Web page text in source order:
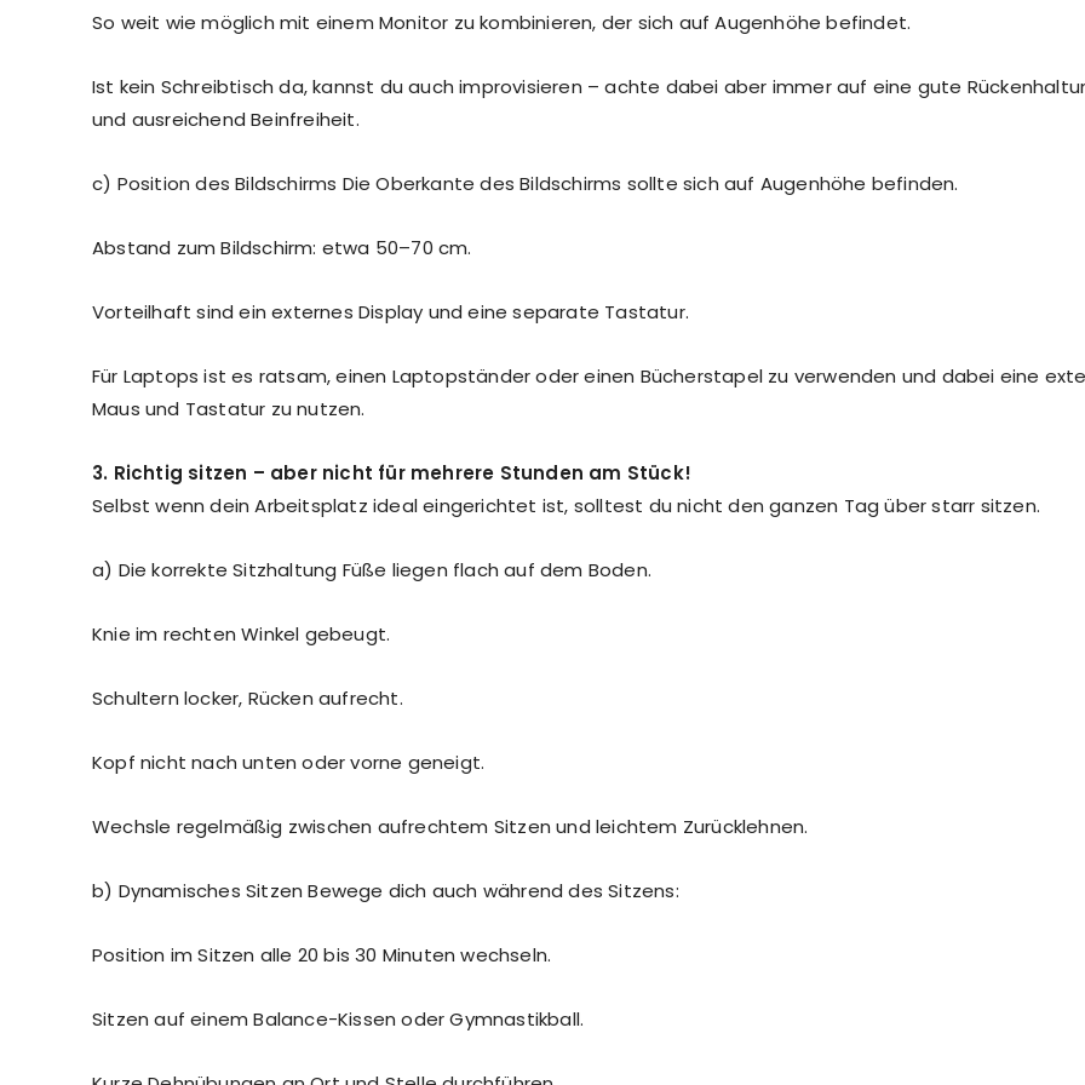
So weit wie möglich mit einem Monitor zu kombinieren, der sich auf Augenhöhe befindet.
Ist kein Schreibtisch da, kannst du auch improvisieren – achte dabei aber immer auf eine gute
und ausreichend Beinfreiheit.
c) Position des Bildschirms Die Oberkante des Bildschirms sollte sich auf Augenhöhe befinden.
Abstand zum Bildschirm: etwa 50–70 cm.
Vorteilhaft sind ein externes Display und eine separate Tastatur.
Für Laptops ist es ratsam, einen Laptopständer oder einen Bücherstapel zu verwenden und dabei eine
Maus und Tastatur zu nutzen.
3. Richtig sitzen – aber nicht für mehrere Stunden am Stück!
Selbst wenn dein Arbeitsplatz ideal eingerichtet ist, solltest du nicht den ganzen Tag über starr sitzen.
a) Die korrekte Sitzhaltung Füße liegen flach auf dem Boden.
Knie im rechten Winkel gebeugt.
Schultern locker, Rücken aufrecht.
Kopf nicht nach unten oder vorne geneigt.
Wechsle regelmäßig zwischen aufrechtem Sitzen und leichtem Zurücklehnen.
b) Dynamisches Sitzen Bewege dich auch während des Sitzens:
Position im Sitzen alle 20 bis 30 Minuten wechseln.
Sitzen auf einem Balance-Kissen oder Gymnastikball.